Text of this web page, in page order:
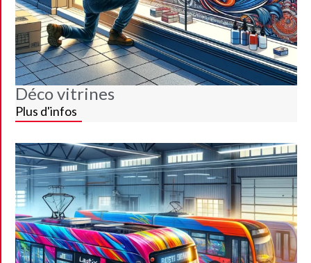
Déco vitrines
Plus d'infos